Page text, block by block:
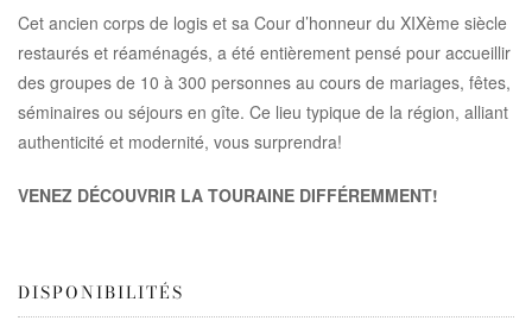
Cet ancien corps de logis et sa Cour d’honneur du XIXème siècle
restaurés et réaménagés, a été entièrement pensé pour accueillir
des groupes de 10 à 300 personnes au cours de mariages, fêtes,
séminaires ou séjours en gîte. Ce lieu typique de la région, alliant
authenticité et modernité, vous surprendra!
VENEZ DÉCOUVRIR LA TOURAINE DIFFÉREMMENT!
DISPONIBILITÉS